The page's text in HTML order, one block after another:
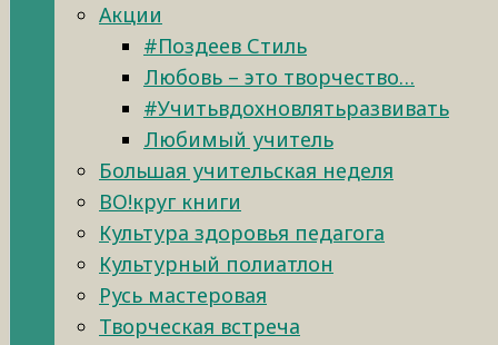
Акции
#Поздеев Стиль
Любовь – это творчество…
#Учитьвдохновлятьразвивать
Любимый учитель
Большая учительская неделя
ВО!круг книги
Культура здоровья педагога
Культурный полиатлон
Русь мастеровая
Творческая встреча